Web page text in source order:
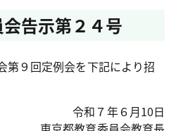
告示第２４号
第９回定例会を下記により招
令和７年６月10日